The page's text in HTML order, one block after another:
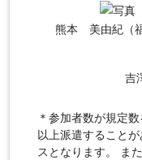
熊本 美由紀（福
吉
＊参加者数が規定
以上派遣すること
スとなります。 ま